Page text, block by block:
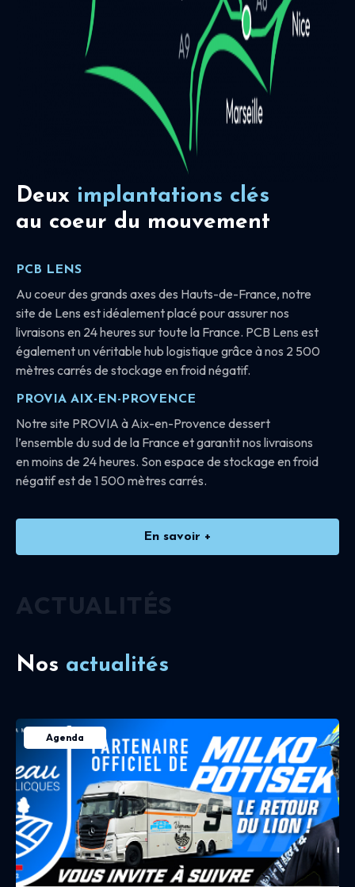
Deux implantations clés
au coeur du mouvement
PCB LENS
Au coeur des grands axes des Hauts-de-France, notre
site de Lens est idéalement placé pour assurer nos
livraisons en 24 heures sur toute la France. PCB Lens est
également un véritable hub logistique grâce à nos 2 500
mètres carrés de stockage en froid négatif.
PROVIA AIX-EN-PROVENCE
Notre site PROVIA à Aix-en-Provence dessert
l’ensemble du sud de la France et garantit nos livraisons
en moins de 24 heures. Son espace de stockage en froid
négatif est de 1 500 mètres carrés.
En savoir +
ACTUALITÉS
Nos actualités
Agenda